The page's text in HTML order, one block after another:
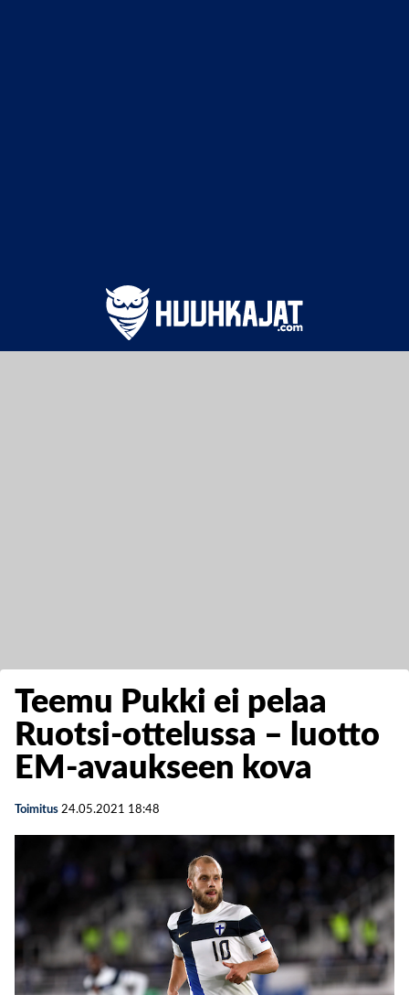
Teemu Pukki ei pelaa
Ruotsi-ottelussa – luotto
EM-avaukseen kova
Toimitus 24.05.2021 18:48